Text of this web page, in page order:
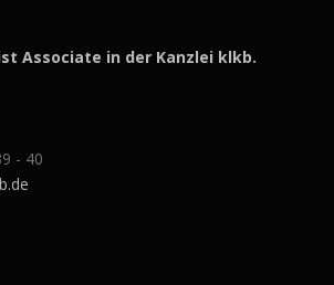
Associate in der Kanzlei klkb.
- 40